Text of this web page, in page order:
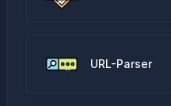
URL-Parser